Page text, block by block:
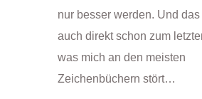
nur besser werden. Und das
auch direkt schon zum
was mich an den meisten
Zeichenbüchern stört…